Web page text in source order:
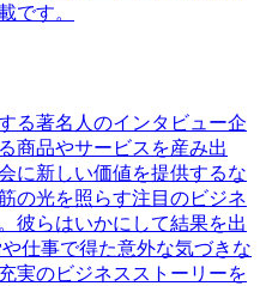
です。
る著名人のインタビュー企
商品やサービスを産み出
に新しい価値を提供するな
の光を照らす注目のビジネ
彼らはいかにして結果を出
仕事で得た意外な気づきな
実のビジネスストーリーを